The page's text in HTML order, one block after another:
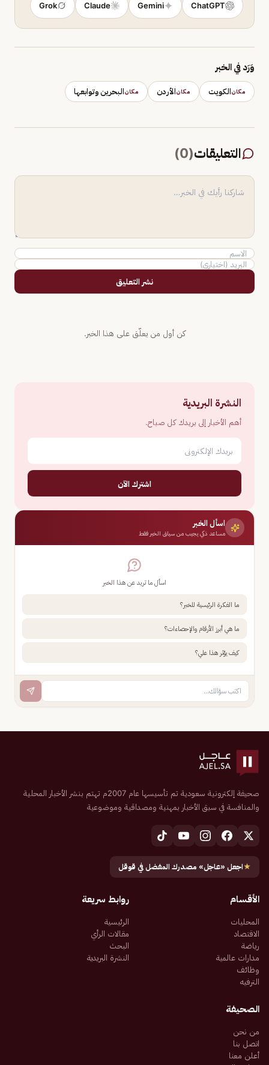
ChatGPT
Gemini
Claude
Grok
وَرَد في الخبر
مكانالكويت مكانالأردن مكانالبحرين وتوابعها
التعليقات(
0
)
نشر التعليق
كن أول من يعلّق على هذا الخبر.
النشرة البريدية
أهم الأخبار إلى بريدك كل صباح.
اشترك الآن
اسأل الخبر
مساعد ذكي يجيب من سياق الخبر فقط
اسأل ما تريد عن هذا الخبر
ما الفكرة الرئيسية للخبر؟
ما هي أبرز الأرقام والإحصاءات؟
كيف يؤثر هذا علي؟
صحيفة إلكترونية سعودية تم تأسيسها عام 2007م تهتم بنشر الأخبار المحلية
والمنافسة في سبق الأخبار بمهنية ومصداقية وموضوعية
★اجعل «عاجل» مصدرك المفضل في قوقل
الأقسام
المحليات
الاقتصاد
رياضة
مدارات عالمية
وظائف
الترفيه
روابط سريعة
الرئيسية
مقالات الرأي
البحث
النشرة البريدية
الصحيفة
من نحن
اتصل بنا
أعلن معنا